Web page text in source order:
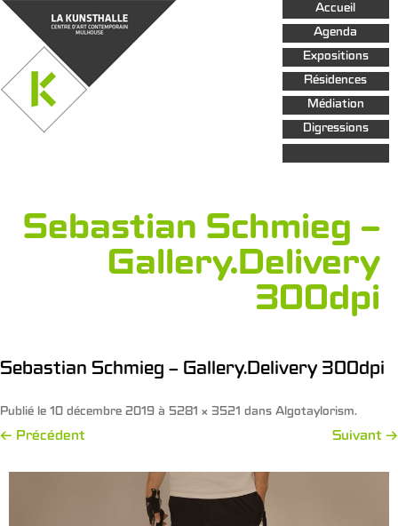
Aller au
contenu
principal
Accueil
Agenda
Expositions
Résidences
Médiation
Digressions
Sebastian Schmieg –
Gallery.Delivery
300dpi
Sebastian Schmieg – Gallery.Delivery 300dpi
Publié le 10 décembre 2019 à 5281 × 3521 dans Algotaylorism.
← Précédent Suivant →